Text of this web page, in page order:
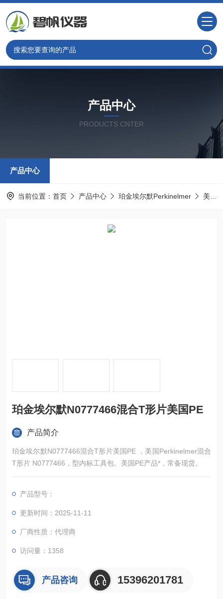
产品中心
PRODUCTS CNTER
产品中心
当前位置： 首页 产品中心 珀金埃尔默Perkinelmer 美国PE光谱耗材
珀金埃尔默N0777466混合T形片美国PE
产品简介
珀金埃尔默N0777466混合T形片美国PE ，美国Perkinelmer混合
T形片 N0777466，型内标工具包。美国PE产品*，常备现货。
产品型号：
更新时间：2025-11-11
厂商性质：代理商
访问量：1358
产品咨询 15396201781